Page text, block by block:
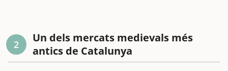
2
Un dels mercats medievals més
antics de Catalunya